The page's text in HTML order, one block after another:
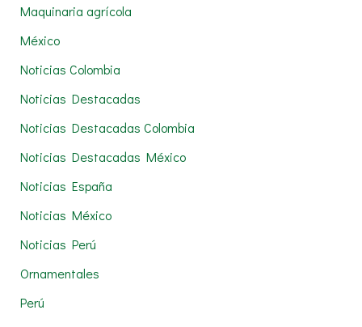
Maquinaria agrícola
México
Noticias Colombia
Noticias Destacadas
Noticias Destacadas Colombia
Noticias Destacadas México
Noticias España
Noticias México
Noticias Perú
Ornamentales
Perú